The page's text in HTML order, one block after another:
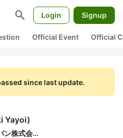
search Login Signup
Official Event Official
since last update.
Yayoi)
データブリックス・ジャパン株式会社